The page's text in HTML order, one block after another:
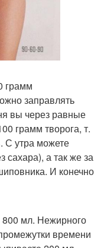
грамм
заправлять
вы через равные
грамм творога, т.
С утра можете
сахара), а так же за
И конечно
800 мл. Нежирного
времени